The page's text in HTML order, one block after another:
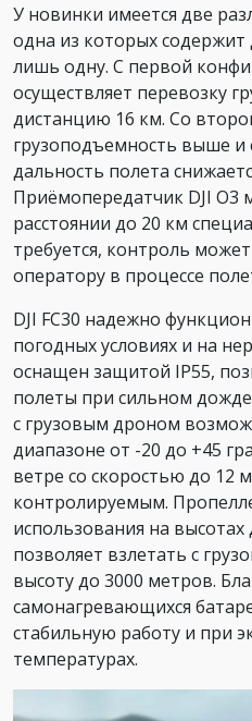
У новинки имеется две
одна из которых содержит
лишь одну. С первой
осуществляет перевозку
дистанцию 16 км. Со
грузоподъемность выше и
дальность полета
Приёмопередатчик DJI O3
расстоянии до 20 км
требуется, контроль
оператору в процессе
DJI FC30 надежно
погодных условиях и на
оснащен защитой IP55,
полеты при сильном
с грузовым дроном
диапазоне от -20 до +45
ветре со скоростью до 12
контролируемым.
использования на
позволяет взлетать с
высоту до 3000 метров.
самонагревающихся
стабильную работу и при
температурах.